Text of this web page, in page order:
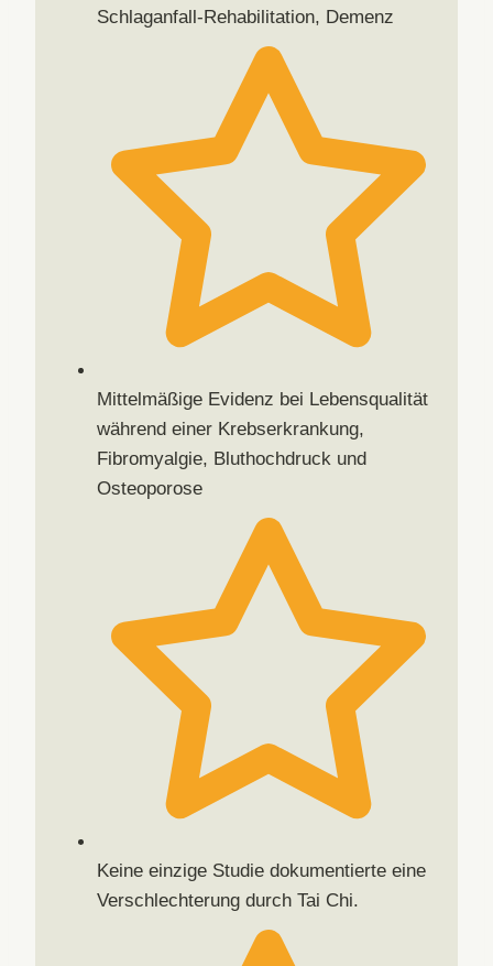
Schlaganfall-Rehabilitation, Demenz
Mittelmäßige Evidenz bei Lebensqualität
während einer Krebserkrankung,
Fibromyalgie, Bluthochdruck und
Osteoporose
Keine einzige Studie dokumentierte eine
Verschlechterung durch Tai Chi.